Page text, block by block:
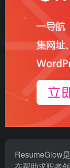
ResumeGlow